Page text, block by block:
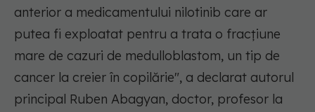
anterior a medicamentului nilotinib care ar
putea fi exploatat pentru a trata o fracțiune
mare de cazuri de medulloblastom, un tip de
cancer la creier în copilărie", a declarat autorul
principal Ruben Abagyan, doctor, profesor la